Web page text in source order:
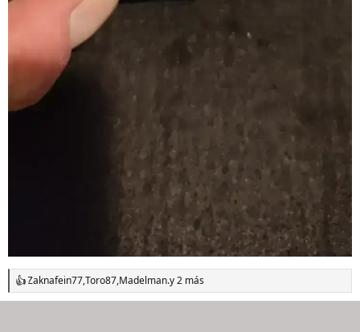
R
e
Zaknafein77,Toro87,Madelman.y 2 más